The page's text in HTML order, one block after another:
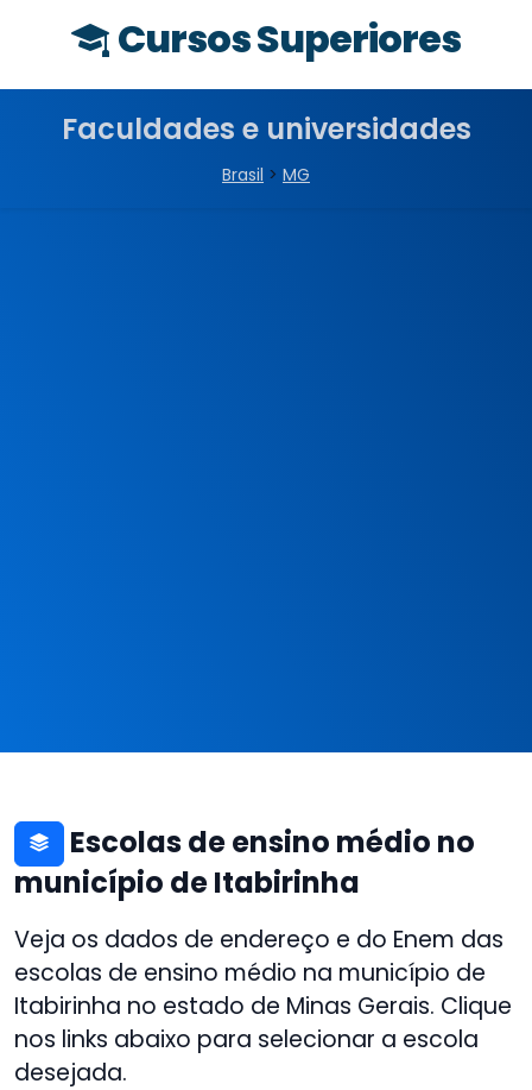
Cursos Superiores
Faculdades e universidades
Brasil > MG
Escolas de ensino médio no
município de Itabirinha
Veja os dados de endereço e do Enem das
escolas de ensino médio na município de
Itabirinha no estado de Minas Gerais. Clique
nos links abaixo para selecionar a escola
desejada.